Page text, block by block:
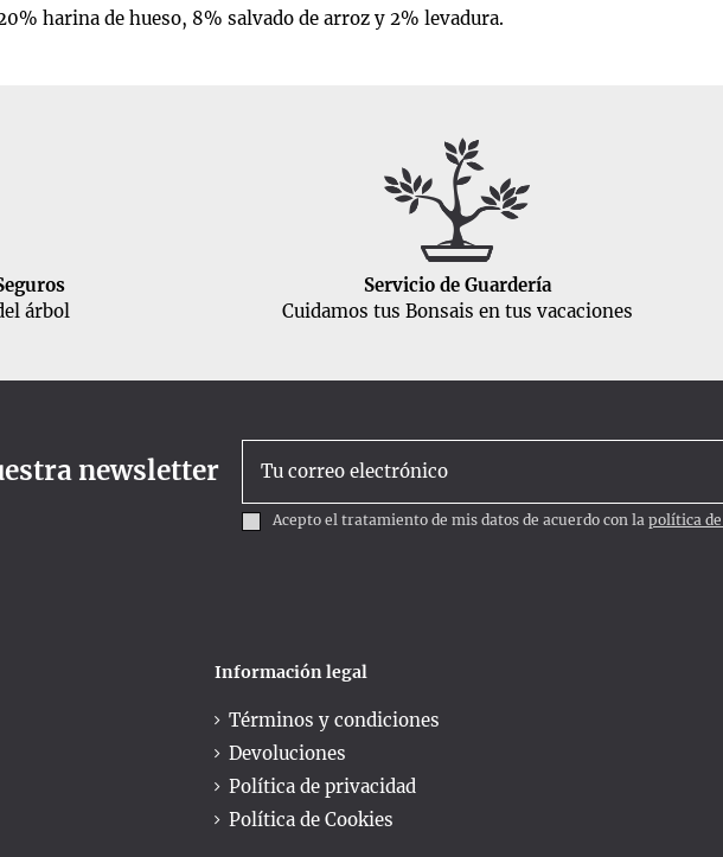
harina de hueso, 8% salvado de arroz y 2% levadura.
árbol
Servicio de Guardería
Cuidamos tus Bonsais en tus vacaciones
newsletter
Acepto el tratamiento de mis datos de acuerdo con lapolítica
Información legal
Términos y condiciones
Devoluciones
Política de privacidad
Política de Cookies